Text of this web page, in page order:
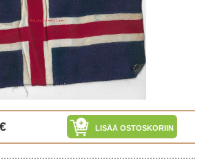
LISÄÄ OSTOSKORIIN